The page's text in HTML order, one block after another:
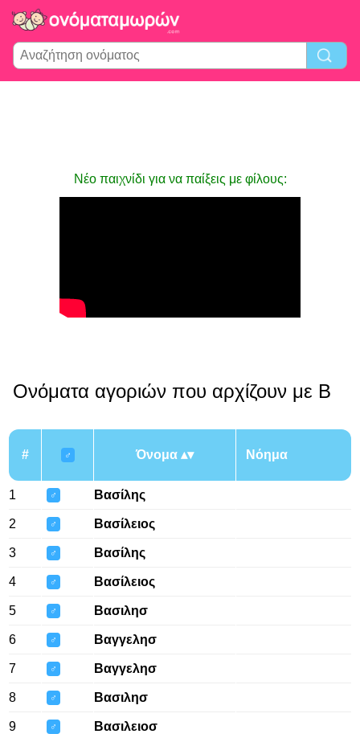
Νέο παιχνίδι για να παίξεις με φίλους:
Ονόματα αγοριών που αρχίζουν με Β
# ♂ Όνομα Νόημα
1 ♂ Βασίλης
2 ♂ Βασίλειος
3 ♂ Βασίλης
4 ♂ Βασίλειος
5 ♂ Βασιλησ
6 ♂ Βαγγελησ
7 ♂ Βαγγελησ
8 ♂ Βασιλησ
9 ♂ Βασιλειοσ